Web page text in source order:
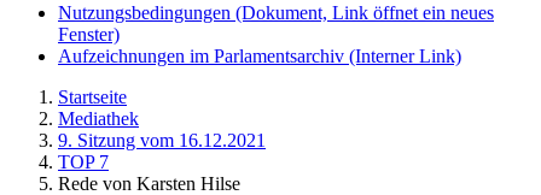
Nutzungsbedingungen (Dokument, Link öffnet ein neues
Fenster)
Aufzeichnungen im Parlamentsarchiv (Interner Link)
Startseite
Mediathek
9. Sitzung vom 16.12.2021
TOP 7
Rede von Karsten Hilse